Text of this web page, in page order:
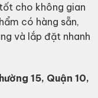
cho không gian
có hàng sẵn,
và lắp đặt nhanh
15, Quận 10,